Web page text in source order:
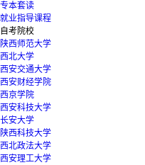
专本套读
就业指导课程
自考院校
陕西师范大学
西北大学
西安交通大学
西安财经学院
西京学院
西安科技大学
长安大学
陕西科技大学
西北政法大学
西安理工大学